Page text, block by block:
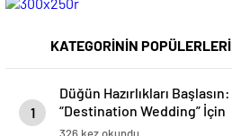
KATEGORİNİN POPÜLERLERİ
1
Düğün Hazırlıkları Başlasın:
“Destination Wedding” İçin
Güzellik Rehberi